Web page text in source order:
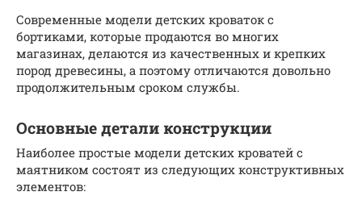
Современные модели детских кроваток с
бортиками, которые продаются во многих
магазинах, делаются из качественных и крепких
пород древесины, а поэтому отличаются довольно
продолжительным сроком службы.
Основные детали конструкции
Наиболее простые модели детских кроватей с
маятником состоят из следующих конструктивных
элементов: